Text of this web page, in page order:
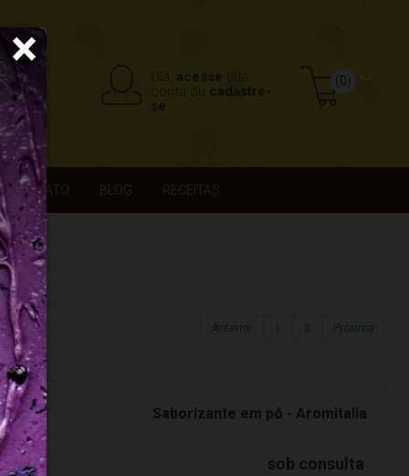
(0)
Olá, acesse sua
conta ou cadastre-
se
CONTATO BLOG RECEITAS
2 Próxima
Saborizante em pó - Aromitalia
sob consulta
×